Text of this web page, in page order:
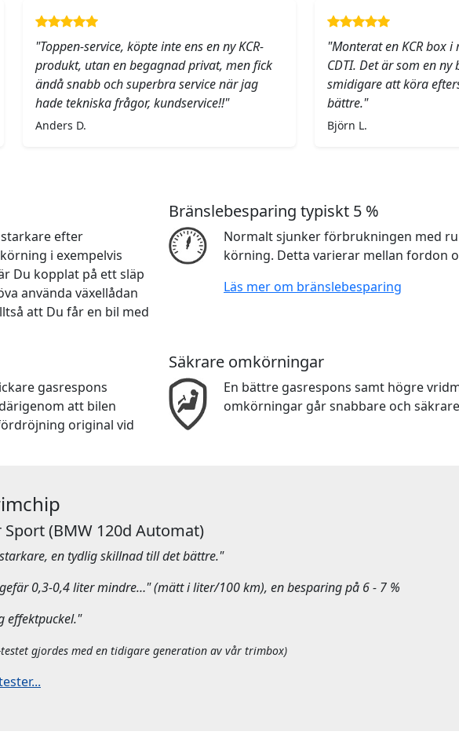
"Toppen-service, köpte inte ens en ny KCR-
produkt, utan en begagnad privat, men fick
ändå snabb och superbra service när jag
hade tekniska frågor, kundservice!!"
Anders D.
"Monterat en KCR box
CDTI. Det är som en
smidigare att köra
bättre."
Björn L.
efter
i exempelvis
Du kopplat på ett släp
använda växellådan
att Du får en bil med
Bränslebesparing typiskt 5 %
Normalt sjunker förbrukningen med
körning. Detta varierar mellan fordon
Läs mer om bränslebesparing
gasrespons
att bilen
original vid
Säkrare omkörningar
En bättre gasrespons samt högre
omkörningar går snabbare och
Sport(BMW 120d Automat)
en tydlig skillnad till det bättre."
0,3-0,4 liter mindre…" (mätt i liter/100 km), en besparing på 6 - 7 %
effektpuckel."
gjordes med en tidigare generation av vår trimbox)